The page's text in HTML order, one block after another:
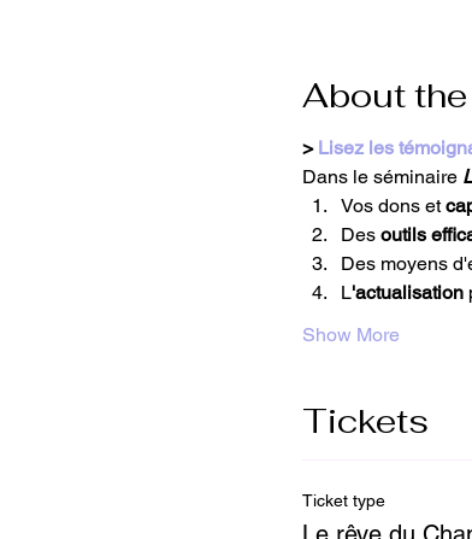
About
> Lisez les
Dans le séminaire
Vos dons et
Des outils
Des moyens
L'actualisation
Show More
Tickets
Ticket type